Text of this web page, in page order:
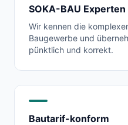
SOKA-BAU Experten
Wir kennen die
Baugewerbe und
pünktlich und korrekt.
Bautarif-konform